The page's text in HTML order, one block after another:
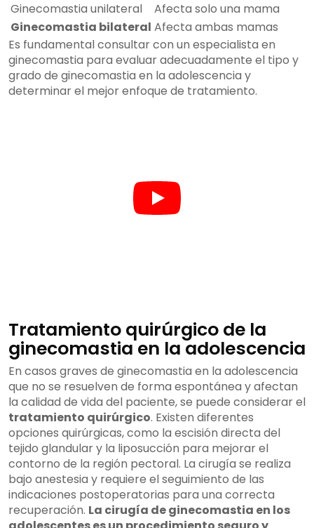
Ginecomastia unilateral
Afecta solo una mama
Ginecomastia bilateral Afecta ambas mamas
Es fundamental consultar con un especialista en
ginecomastia para evaluar adecuadamente el tipo y
grado de ginecomastia en la adolescencia y
determinar el mejor enfoque de tratamiento.
Tratamiento quirúrgico de la
ginecomastia en la adolescencia
En casos graves de ginecomastia en la adolescencia
que no se resuelven de forma espontánea y afectan
la calidad de vida del paciente, se puede considerar el
tratamiento quirúrgico. Existen diferentes
opciones quirúrgicas, como la escisión directa del
tejido glandular y la liposucción para mejorar el
contorno de la región pectoral. La cirugía se realiza
bajo anestesia y requiere el seguimiento de las
indicaciones postoperatorias para una correcta
recuperación. La cirugía de ginecomastia en los